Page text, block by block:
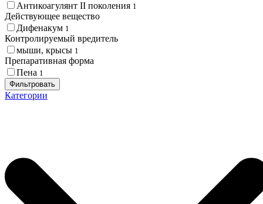
Антикоагулянт II поколения 1
Действующее вещество
Дифенакум 1
Контролируемый вредитель
мыши, крысы 1
Препаративная форма
Пена 1
Фильтровать
Категории